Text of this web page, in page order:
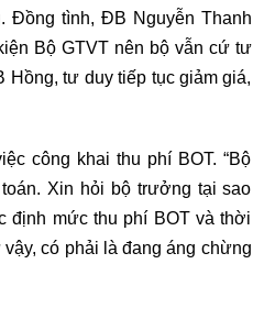
Đồng tình, ĐB Nguyễn Thanh
Bộ GTVT nên bộ vẫn cứ tư
Hồng, tư duy tiếp tục giảm giá,
công khai thu phí BOT. “Bộ
Xin hỏi bộ trưởng tại sao
định mức thu phí BOT và thời
có phải là đang áng chừng